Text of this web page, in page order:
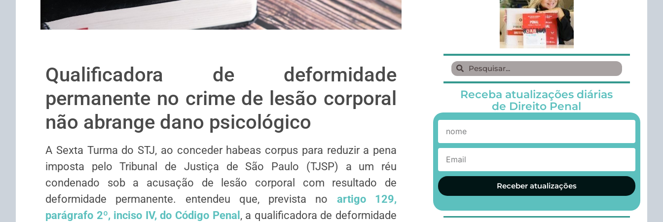
Qualificadora de deformidade
permanente no crime de lesão corporal
não abrange dano psicológico
​A Sexta Turma do STJ, ao conceder habeas corpus para reduzir a pena
imposta pelo Tribunal de Justiça de São Paulo (TJSP) a um réu
condenado sob a acusação de lesão corporal com resultado de
deformidade permanente. entendeu que, prevista no artigo 129,
parágrafo 2º, inciso IV, do Código Penal , a qualificadora de deformidade
Receba atualizações diárias
de Direito Penal
Receber atualizações